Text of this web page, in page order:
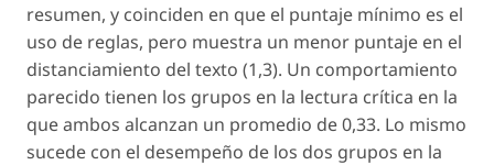
resumen, y coinciden en que el puntaje mínimo es el
uso de reglas, pero muestra un menor puntaje en el
distanciamiento del texto (1,3). Un comportamiento
parecido tienen los grupos en la lectura crítica en la
que ambos alcanzan un promedio de 0,33. Lo mismo
sucede con el desempeño de los dos grupos en la